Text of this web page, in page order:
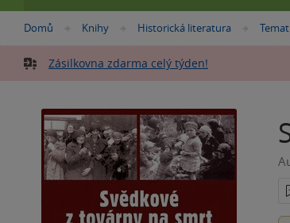
Nacházíte
zde:
Domů »
Knihy »Historická literatura »
Zásilkovna zdarma celý týden!